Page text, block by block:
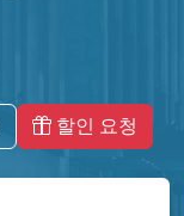
할인 요청